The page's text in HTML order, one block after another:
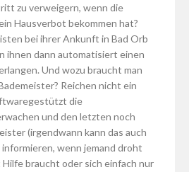
zu verweigern, wenn die
Hausverbot bekommen hat?
bei ihrer Ankunft in Bad Orb
ihnen dann automatisiert einen
Und wozu braucht man
Reichen nicht ein
die
und den letzten noch
(irgendwann kann das auch
wenn jemand droht
braucht oder sich einfach nur